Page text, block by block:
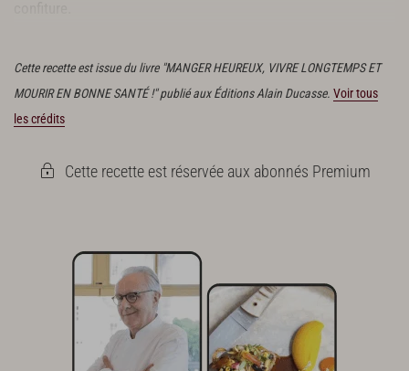
Cette recette est issue du livre "MANGER HEUREUX, VIVRE LONGTEMPS ET
MOURIR EN BONNE SANTÉ !" publié aux Éditions Alain Ducasse. Voir tous
les crédits
Cette recette est réservée aux abonnés Premium